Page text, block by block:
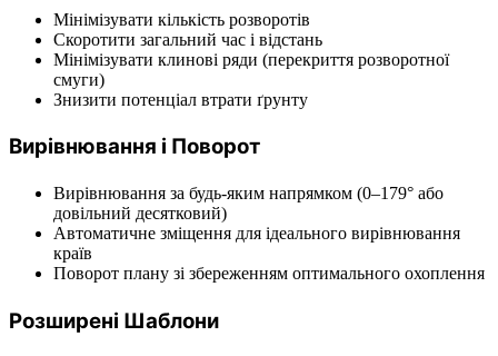
Мінімізувати кількість розворотів
Скоротити загальний час і відстань
Мінімізувати клинові ряди (перекриття розворотної
смуги)
Знизити потенціал втрати ґрунту
Вирівнювання і Поворот
Вирівнювання за будь-яким напрямком (0–179° або
довільний десятковий)
Автоматичне зміщення для ідеального вирівнювання
країв
Поворот плану зі збереженням оптимального охоплення
Розширені Шаблони